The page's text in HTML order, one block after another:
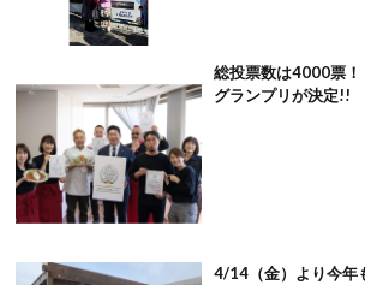
総投票数は4000票
グランプリが決定!!
4/14（金）より今年